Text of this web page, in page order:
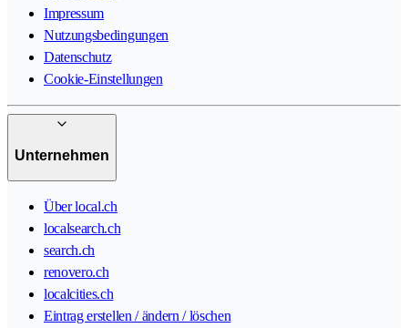
Impressum
Nutzungsbedingungen
Datenschutz
Cookie-Einstellungen
Unternehmen
Über local.ch
localsearch.ch
search.ch
renovero.ch
localcities.ch
Eintrag erstellen / ändern / löschen